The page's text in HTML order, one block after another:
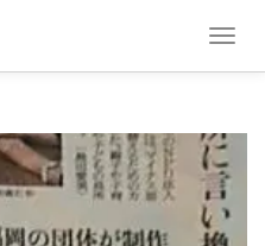
T
l
e
n
a